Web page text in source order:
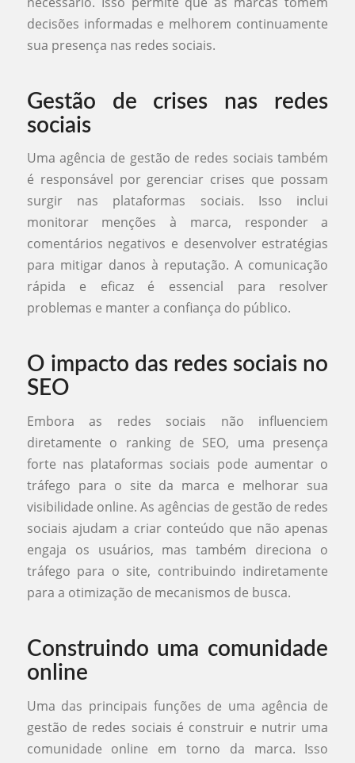
decisões informadas e melhorem continuamente
sua presença nas redes sociais.
Gestão de crises nas redes
sociais
Uma agência de gestão de redes sociais também
é responsável por gerenciar crises que possam
surgir nas plataformas sociais. Isso inclui
monitorar menções à marca, responder a
comentários negativos e desenvolver estratégias
para mitigar danos à reputação. A comunicação
rápida e eficaz é essencial para resolver
problemas e manter a confiança do público.
O impacto das redes sociais no
SEO
Embora as redes sociais não influenciem
diretamente o ranking de SEO, uma presença
forte nas plataformas sociais pode aumentar o
tráfego para o site da marca e melhorar sua
visibilidade online. As agências de gestão de redes
sociais ajudam a criar conteúdo que não apenas
engaja os usuários, mas também direciona o
tráfego para o site, contribuindo indiretamente
para a otimização de mecanismos de busca.
Construindo uma comunidade
online
Uma das principais funções de uma agência de
gestão de redes sociais é construir e nutrir uma
comunidade online em torno da marca. Isso